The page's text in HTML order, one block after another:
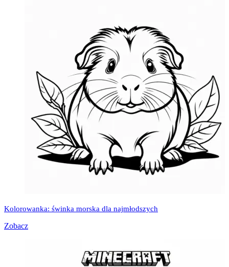
Kolorowanka: świnka morska dla najmłodszych
Zobacz